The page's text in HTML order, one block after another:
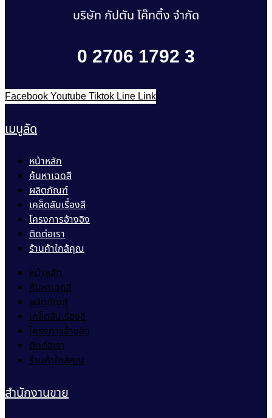
บริษัท กัปตัน โค๊ทติ้ง จำกัด
0 2706 1792 3
FacebookYoutubeTiktokLineLink
เมนูลัด
หน้าหลัก
ค้นหาเฉดสี
ผลิตภัณฑ์
เคล็ดลับเรื่องสี
โครงการอ้างอิง
ติดต่อเรา
ร้านค้าใกล้คุณ
หน้าหลัก
ค้นหาเฉดสี
ผลิตภัณฑ์
เคล็ดลับเรื่องสี
โครงการอ้างอิง
ติดต่อเรา
ร้านค้าใกล้คุณ
สำนักงานขาย